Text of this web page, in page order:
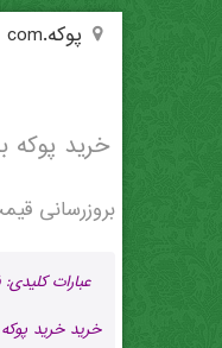
پوکه.com
خرید
بروزرسانی
عبارات
خرید خرید